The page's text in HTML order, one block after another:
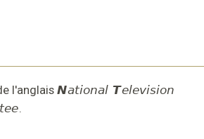
l'anglais National Television
.